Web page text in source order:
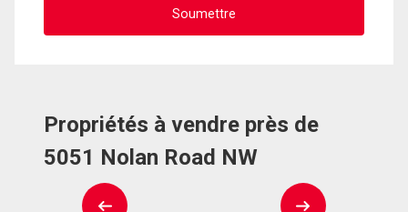
Propriétés à vendre près de
5051 Nolan Road NW